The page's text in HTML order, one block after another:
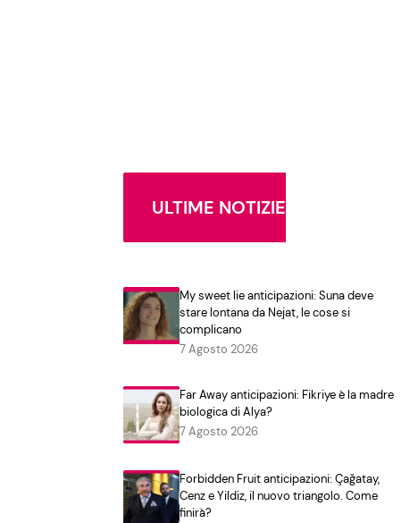
ULTIME NOTIZIE
My sweet lie anticipazioni: Suna deve
stare lontana da Nejat, le cose si
complicano
7 Agosto 2026
Far Away anticipazioni: Fikriye è la madre
biologica di Alya?
7 Agosto 2026
Forbidden Fruit anticipazioni: Çağatay,
Cenz e Yildiz, il nuovo triangolo. Come
finirà?